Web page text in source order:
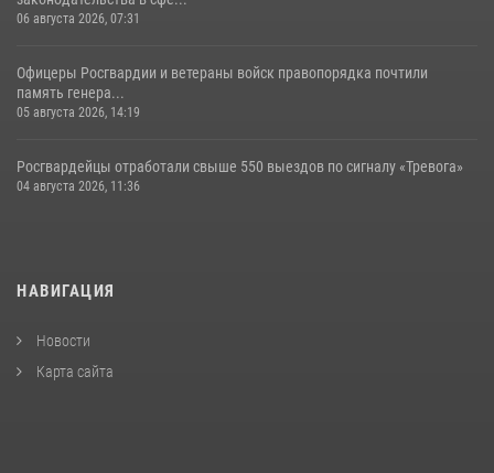
06 августа 2026, 07:31
Офицеры Росгвардии и ветераны войск правопорядка почтили
память генера...
05 августа 2026, 14:19
Росгвардейцы отработали свыше 550 выездов по сигналу «Тревога»
04 августа 2026, 11:36
НАВИГАЦИЯ
Новости
Карта сайта